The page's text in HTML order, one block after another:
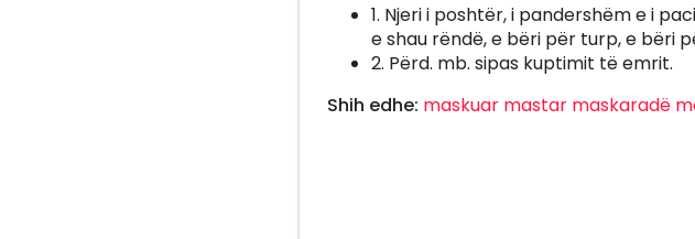
1. Njeri i poshtër, i pandershëm e i
e shau rëndë, e bëri për turp, e bëri
2. Përd. mb. sipas kuptimit të emrit.
Shih edhe: maskuar mastar maskaradë